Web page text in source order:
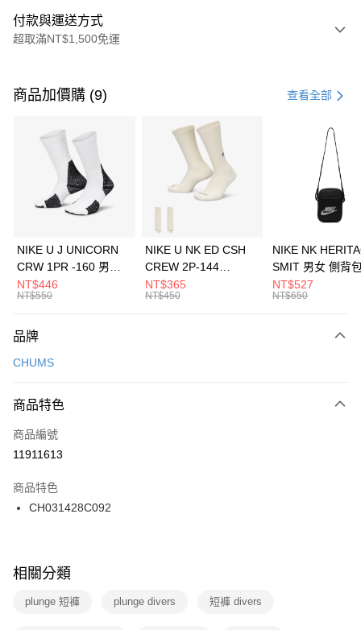
付款與運送方式
超取滿NT$1,500免運
信用卡一次付款
3 期 0 利率 每期 21家銀行
合作金庫商業銀行
第一商業銀行
華南商業銀行
彰化商業銀行
上海商業儲蓄銀行
元大商業銀行
台灣樂天信用卡公司
Apple Pay
全盈+PAY
AFTEE先享後付
【關於「AFTEE先享後付」】
便利好安心！
３．安心：先確認商品／服務後，再付款。
【「AFTEE先享後付」結帳流程】
１．於結帳方式選擇「AFTEE先享後付」後，將跳轉至「AFTEE先享後付」
２．訂單成立數日內，您將收到繳費通知簡訊。
３．收到繳費通知簡訊後14天內，點擊此簡訊中的連結，可透過四大超商／
ATM／網路銀行／等多元方式進行付款，方視為交易完成。
※ 交易是否成功請以「AFTEE先享後付 」之結帳頁面顯示為準，若有關於
是否繳費成功／繳費後需取消欲退款等相關疑問，請聯繫「AFTEE先享後付
客戶支援中心」
https://netprotections.freshdesk.com/support/home
運送方式
每筆NT$100，滿NT$1,500(含以上)免運費
宅配
每筆NT$100，滿NT$1,500(含以上)免運費
付款後門市自取
每筆NT$100，滿NT$1,500(含以上)免運費
商品加價購 (9) 查看全部
NIKE U J UNICORN
CRW 1PR -160 男女
中統襪 FZ3393100
NT$446
NT$550
NIKE U NK ED CSH
CREW 2P-144
EMBRDY 男女 短統襪
FZ3073133
NT$365
NT$450
NIKE NK
SMIT 男女 側背
BA5871010
NT$527
NT$650
品牌
CHUMS
商品特色
商品編號
11911613
商品特色
CH031428C092
相關分類
plunge 短褲 plunge divers 短褲 divers